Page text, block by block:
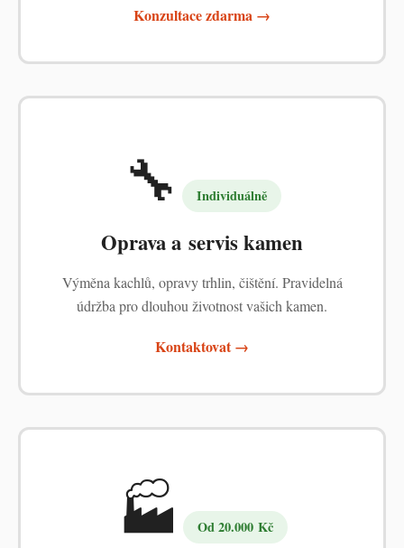
Konzultace zdarma →
🔧 Individuálně
Oprava a servis kamen
Výměna kachlů, opravy trhlin, čištění. Pravidelná
údržba pro dlouhou životnost vašich kamen.
Kontaktovat →
🏭 Od 20.000 Kč